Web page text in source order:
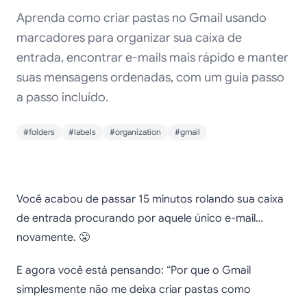
Aprenda como criar pastas no Gmail usando
marcadores para organizar sua caixa de
entrada, encontrar e-mails mais rápido e manter
suas mensagens ordenadas, com um guia passo
a passo incluído.
#folders #labels #organization #gmail
Como criar pastas no
Gmail para manter
organizados (2025)
Você acabou de passar 15 minutos rolando sua caixa
de entrada procurando por aquele único e-mail…
novamente. 😤
E agora você está pensando: “Por que o Gmail
simplesmente não me deixa criar pastas como